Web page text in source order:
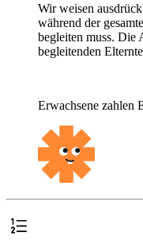
Wir weisen
während der
begleiten muss. Die
begleitenden
Erwachsene zahlen